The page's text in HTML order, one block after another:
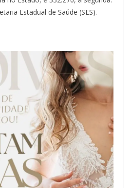
Estadual de Saúde (SES).